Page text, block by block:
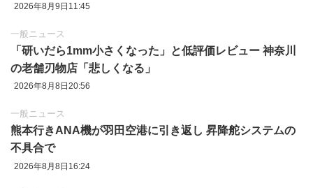
2026年8月9日11:45
一般ニュース
「研いだら1mm小さくなった」と低評価レビュー 神奈川
の老舗刃物店「悲しくなる」
2026年8月8日20:56
一般ニュース
熊本行きANA機が羽田空港に引き返し 昇降舵システムの
不具合で
2026年8月8日16:24